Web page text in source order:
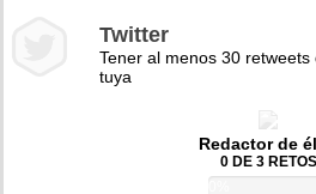
Twitter
Tener al menos 30
tuya
Redactor de
0 DE 3 RETOS